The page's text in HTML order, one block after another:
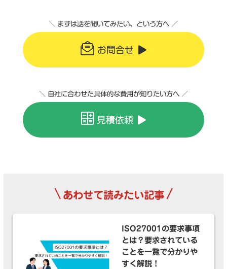
＼ まずは話を聞いてみたい、という方へ ／
お問合せ
＼ 自社に合わせた具体的な費用が知りたい方へ ／
見積依頼
\ あわせて読みたい記事 /
ISO27001の要求事項
とは？要求されている
ことを一覧で分かりや
すく解説！